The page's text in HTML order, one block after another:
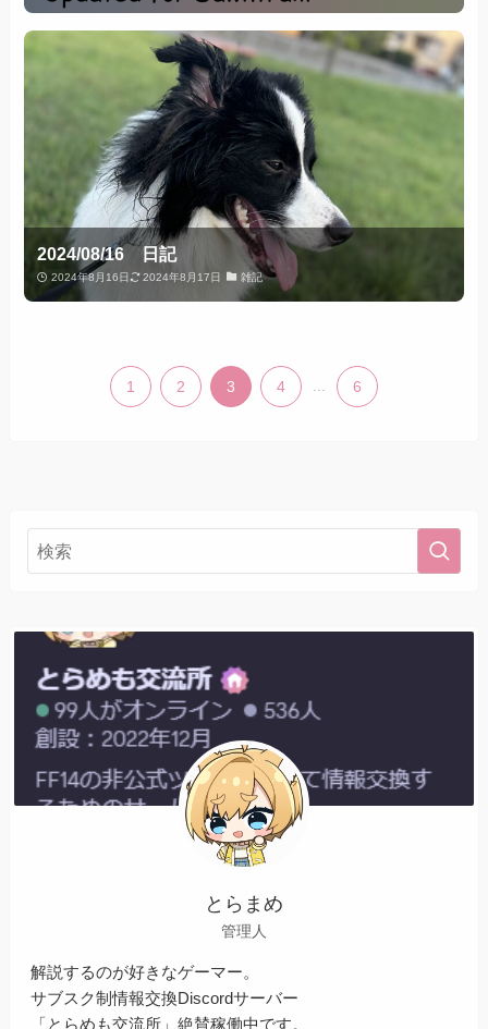
2024/08/16 日記
2024年8月16日 2024年8月17日 雑記
1 2 3 4 ... 6
とらまめ
管理人
解説するのが好きなゲーマー。
サブスク制情報交換Discordサーバー
「とらめも交流所」絶賛稼働中です。